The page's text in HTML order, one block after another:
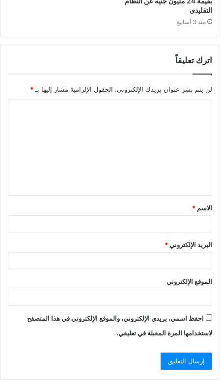
التقليدى
منذ 3 أسابيع
اترك تعليقاً
لن يتم نشر عنوان بريدك الإلكتروني. الحقول الإلزامية مشار إليها بـ *
ق
*
الاسم *
البريد الإلكتروني*
الموقع الإلكتروني
احفظ اسمي، بريدي الإلكتروني، والموقع الإلكتروني في هذا المتصفح
لاستخدامها المرة المقبلة في تعليقي.